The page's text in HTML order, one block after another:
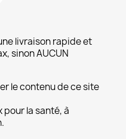
livraison rapide et
sinon AUCUN
le contenu de ce site
pour la santé, à